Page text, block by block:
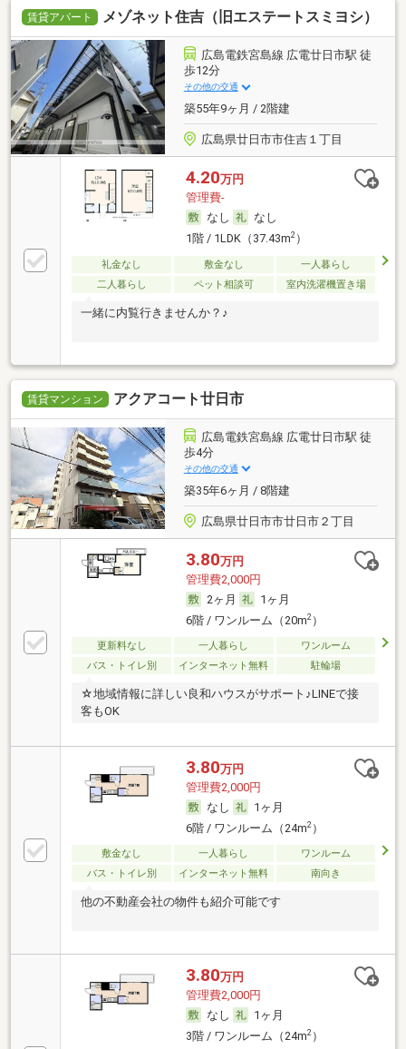
賃貸アパート メゾネット住吉（旧エステートスミヨシ）
広島電鉄宮島線 広電廿日市駅 徒
歩12分
その他の交通
築55年9ヶ月 / 2階建
広島県廿日市市住吉１丁目
4.20万円
管理費-
なし
なし
1階 / 1LDK（37.43m2）
礼金なし 敷金なし
一人暮らし
二人暮らし
ペット相談可 室内洗濯機置き場
一緒に内覧行きませんか？♪
賃貸マンション アクアコート廿日市
広島電鉄宮島線 広電廿日市駅 徒
歩4分
その他の交通
築35年6ヶ月 / 8階建
広島県廿日市市廿日市２丁目
3.80万円
管理費2,000円
2ヶ月
1ヶ月
6階 / ワンルーム（20m2）
更新料なし 一人暮らし
ワンルーム
バス・トイレ別
インターネット無料 駐輪場
☆地域情報に詳しい良和ハウスがサポート♪LINEで接
客もOK
3.80万円
管理費2,000円
なし
1ヶ月
6階 / ワンルーム（24m2）
敷金なし 一人暮らし
ワンルーム
バス・トイレ別
インターネット無料 南向き
他の不動産会社の物件も紹介可能です
3.80万円
管理費2,000円
なし
1ヶ月
3階 / ワンルーム（24m2）